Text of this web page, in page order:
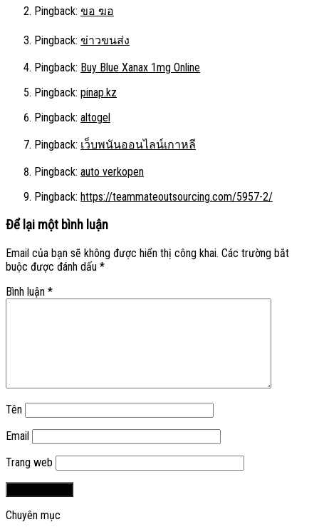
Pingback: ขอ ฆอ
Pingback: ข่าวขนส่ง
Pingback: Buy Blue Xanax 1mg Online
Pingback: pinap.kz
Pingback: altogel
Pingback: เว็บพนันออนไลน์เกาหลี
Pingback: auto verkopen
Pingback: https://teammateoutsourcing.com/5957-2/
Để lại một bình luận
Email của bạn sẽ không được hiển thị công khai. Các trường bắt
buộc được đánh dấu *
Bình luận *
Tên
Email
Trang web
Chuyên mục